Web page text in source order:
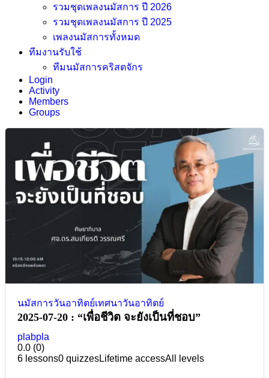
รวมชุดเพลงนมัสการ ปี 2026
รวมชุดเพลงนมัสการ ปี 2025
เพลงนมัสการทั้งหมด
ทีมงานรับใช้
ทีมนมัสการคริสตจักร
Login
Activity
Members
Groups
นมัสการวันอาทิตย์เทศนาวันอาทิตย์
2025-07-20 : “เพื่อชีวิต จะยังเป็นที่ชอบ”
plabpla
0.0 (0)
6 lessons0 quizzesLifetime accessAll levels